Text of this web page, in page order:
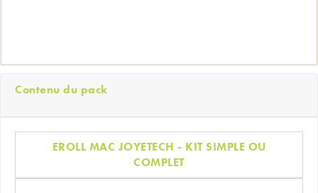
Contenu du pack
EROLL MAC JOYETECH - KIT SIMPLE OU
COMPLET